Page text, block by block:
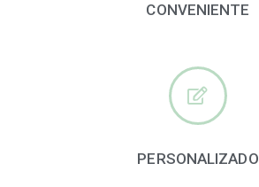
CONVENIENTE
PERSONALIZADO